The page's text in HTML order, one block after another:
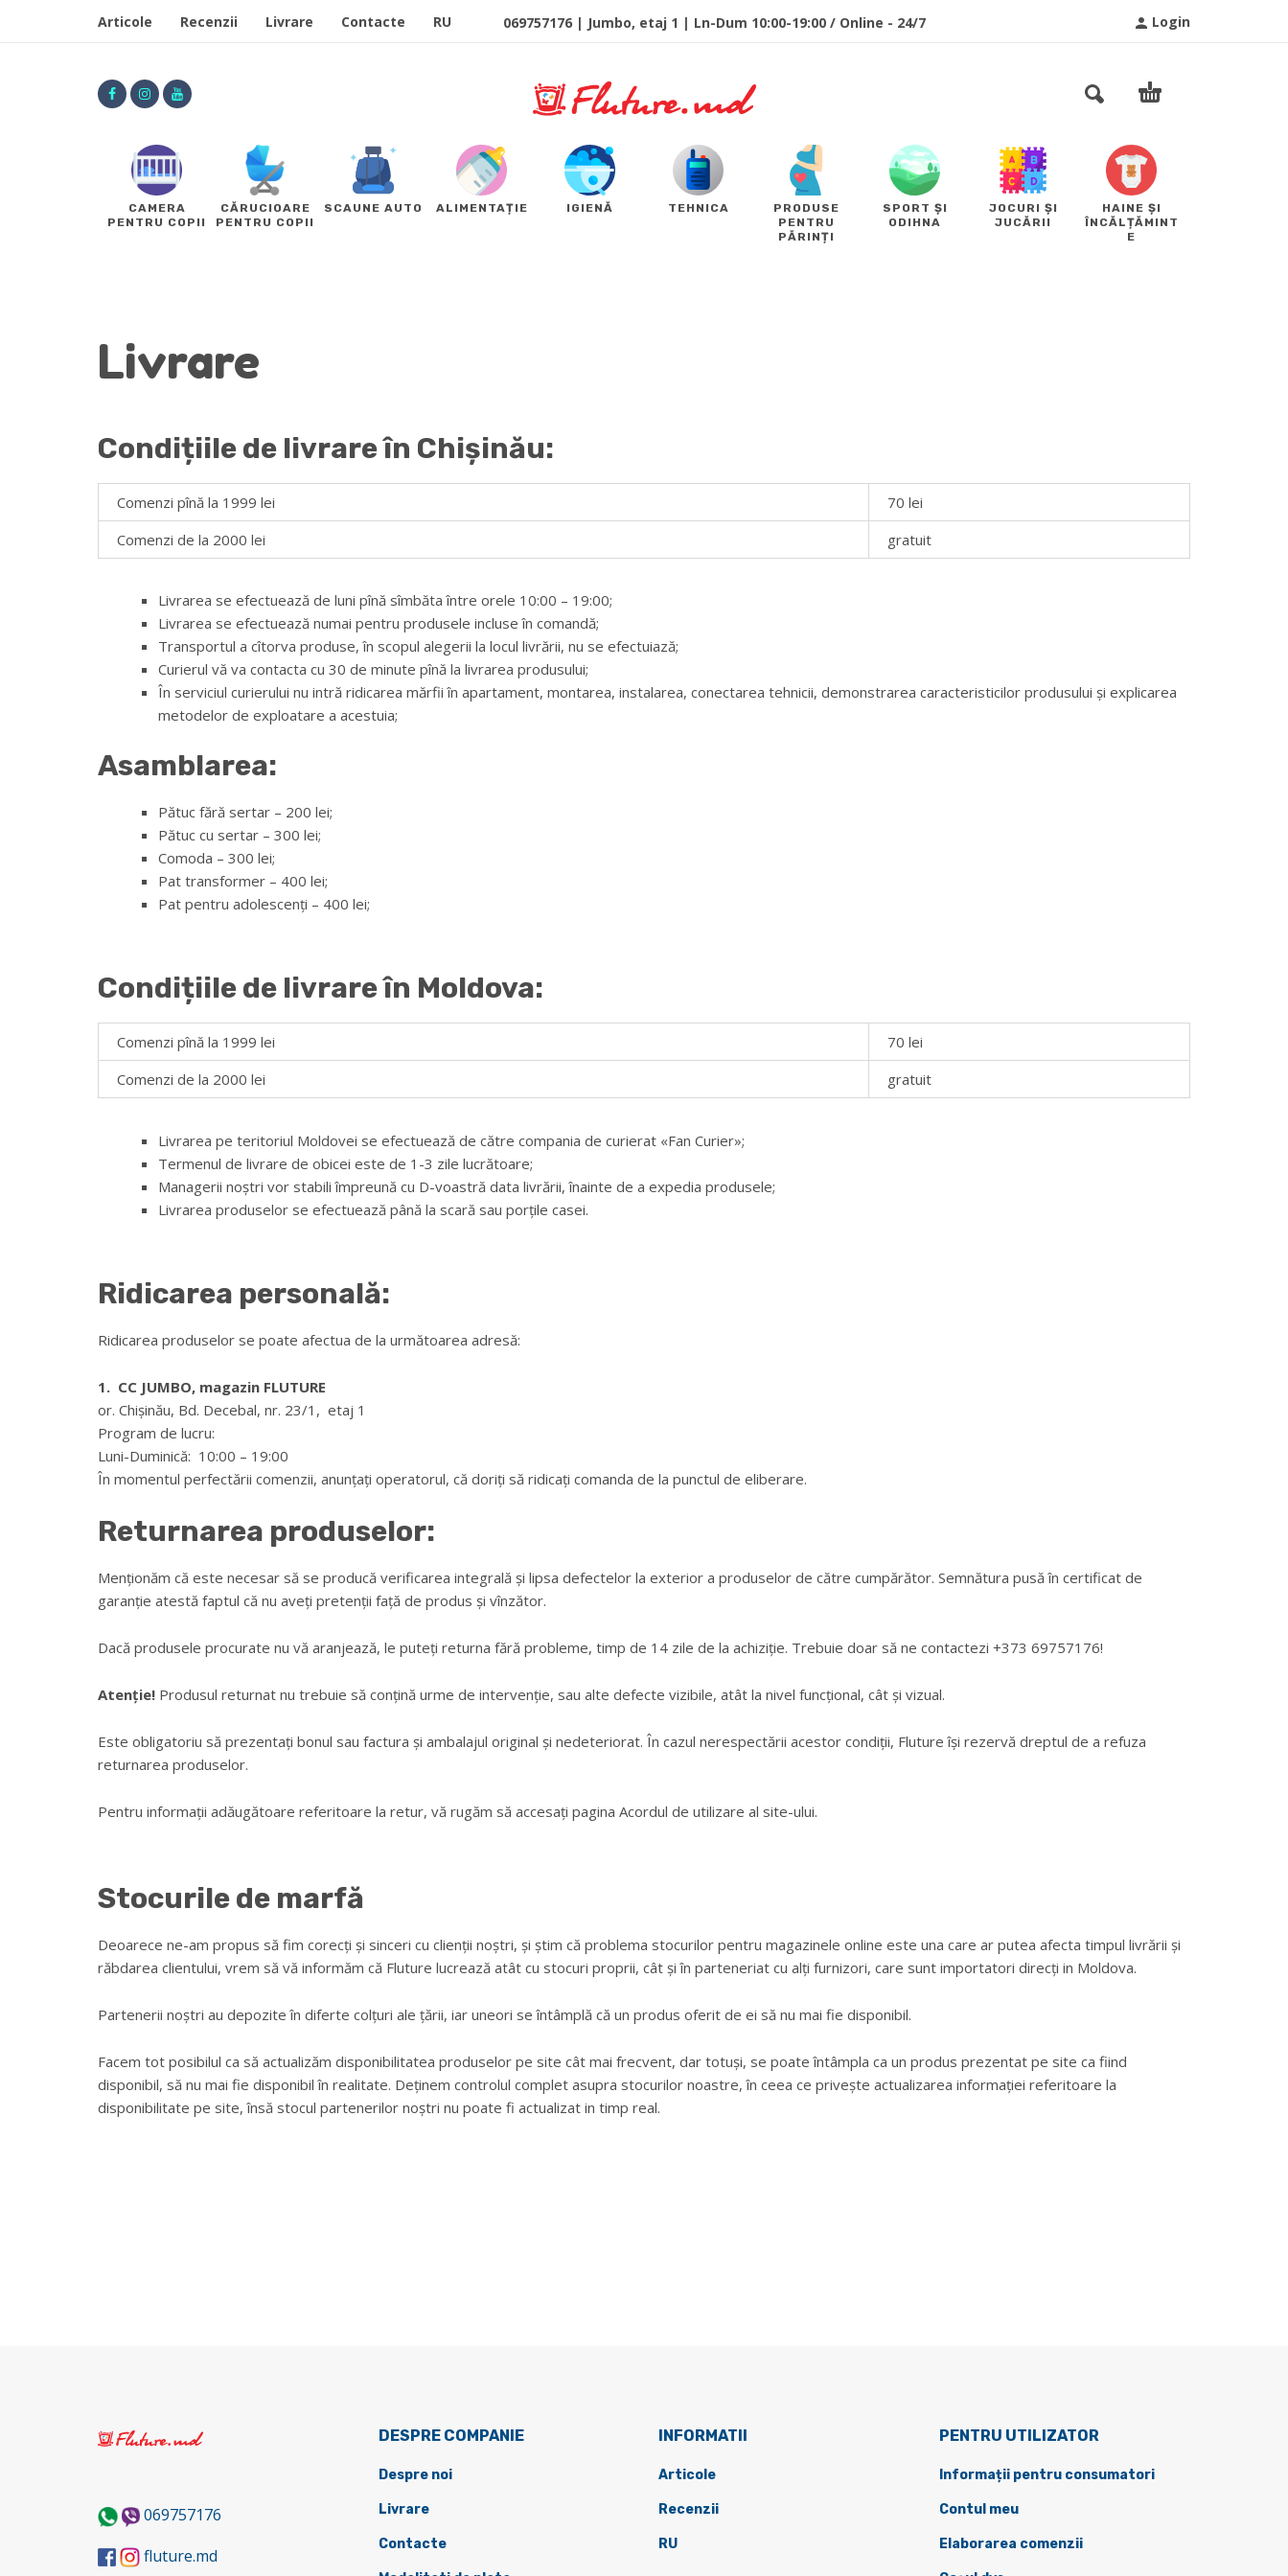
Login
Articole Recenzii Livrare Contacte RU 069757176 | Jumbo, etaj 1 | Ln-Dum 10:00-19:00 / Online - 24/7
CAMERA
PENTRU COPII
CĂRUCIOARE
PENTRU COPII
SCAUNE AUTO ALIMENTAȚIE IGIENĂ TEHNICA
PRODUSE
PENTRU
PĂRINȚI
SPORT ȘI
ODIHNA
JOCURI ȘI
JUCĂRII
HAINE ȘI
ÎNCĂLȚĂMINT
E
Livrare
Condițiile de livrare în Chișinău:
Comenzi pînă la 1999 lei
70 lei
Comenzi de la 2000 lei
gratuit
Livrarea se efectuează de luni pînă sîmbăta între orele 10:00 – 19:00;
Livrarea se efectuează numai pentru produsele incluse în comandă;
Transportul a cîtorva produse, în scopul alegerii la locul livrării, nu se efectuiază;
Curierul vă va contacta cu 30 de minute pînă la livrarea produsului;
În serviciul curierului nu intră ridicarea mărfii în apartament, montarea, instalarea, conectarea tehnicii, demonstrarea caracteristicilor produsului și explicarea
metodelor de exploatare a acestuia;
Asamblarea:
Pătuc fără sertar – 200 lei;
Pătuc cu sertar – 300 lei;
Comoda – 300 lei;
Pat transformer – 400 lei;
Pat pentru adolescenți – 400 lei;
Condițiile de livrare în Moldova:
Comenzi pînă la 1999 lei
70 lei
Comenzi de la 2000 lei
gratuit
Livrarea pe teritoriul Moldovei se efectuează de către compania de curierat «Fan Curier»;
Termenul de livrare de obicei este de 1-3 zile lucrătoare;
Managerii noștri vor stabili împreună cu D-voastră data livrării, înainte de a expedia produsele;
Livrarea produselor se efectuează până la scară sau porțile casei.
Ridicarea personală:
Ridicarea produselor se poate afectua de la următoarea adresă:
1. CC JUMBO, magazin FLUTURE
or. Chișinău, Bd. Decebal, nr. 23/1, etaj 1
Program de lucru:
Luni-Duminică: 10:00 – 19:00
În momentul perfectării comenzii, anunțați operatorul, că doriți să ridicați comanda de la punctul de eliberare.
Returnarea produselor:
Menționăm că este necesar să se producă verificarea integrală și lipsa defectelor la exterior a produselor de către cumpărător. Semnătura pusă în certificat de
garanție atestă faptul că nu aveți pretenții față de produs și vînzător.
Dacă produsele procurate nu vă aranjează, le puteți returna fără probleme, timp de 14 zile de la achiziție. Trebuie doar să ne contactezi +373 69757176!
Atenție! Produsul returnat nu trebuie să conțină urme de intervenție, sau alte defecte vizibile, atât la nivel funcțional, cât și vizual.
Este obligatoriu să prezentați bonul sau factura și ambalajul original și nedeteriorat. În cazul nerespectării acestor condiții, Fluture își rezervă dreptul de a refuza
returnarea produselor.
Pentru informații adăugătoare referitoare la retur, vă rugăm să accesați pagina Acordul de utilizare al site-ului.
Stocurile de marfă
Deoarece ne-am propus să fim corecți și sinceri cu clienții noștri, și știm că problema stocurilor pentru magazinele online este una care ar putea afecta timpul livrării și
răbdarea clientului, vrem să vă informăm că Fluture lucrează atât cu stocuri proprii, cât și în parteneriat cu alți furnizori, care sunt importatori direcți in Moldova.
Partenerii noștri au depozite în diferte colțuri ale țării, iar uneori se întâmplă că un produs oferit de ei să nu mai fie disponibil.
Facem tot posibilul ca să actualizăm disponibilitatea produselor pe site cât mai frecvent, dar totuși, se poate întâmpla ca un produs prezentat pe site ca fiind
disponibil, să nu mai fie disponibil în realitate. Deținem controlul complet asupra stocurilor noastre, în ceea ce privește actualizarea informației referitoare la
disponibilitate pe site, însă stocul partenerilor noștri nu poate fi actualizat in timp real.
069757176
fluture.md
DESPRE COMPANIE
Despre noi
Livrare
Contacte
INFORMATII
Articole
Recenzii
RU
PENTRU UTILIZATOR
Informații pentru consumatori
Contul meu
Elaborarea comenzii